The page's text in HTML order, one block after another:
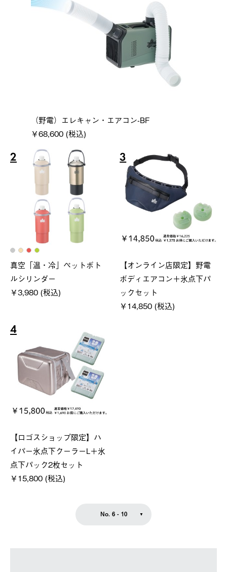
（野電）エレキャン・エアコン-BF
￥68,600 (税込)
2
真空「温・冷」ペットボト
ルシリンダー
￥3,980 (税込)
3
【オンライン店限定】野電
ボディエアコン＋氷点下パ
ックセット
￥14,850 (税込)
4
【ロゴスショップ限定】ハ
イパー氷点下クーラーL＋氷
点下パック2枚セット
￥15,800 (税込)
No. 6 - 10